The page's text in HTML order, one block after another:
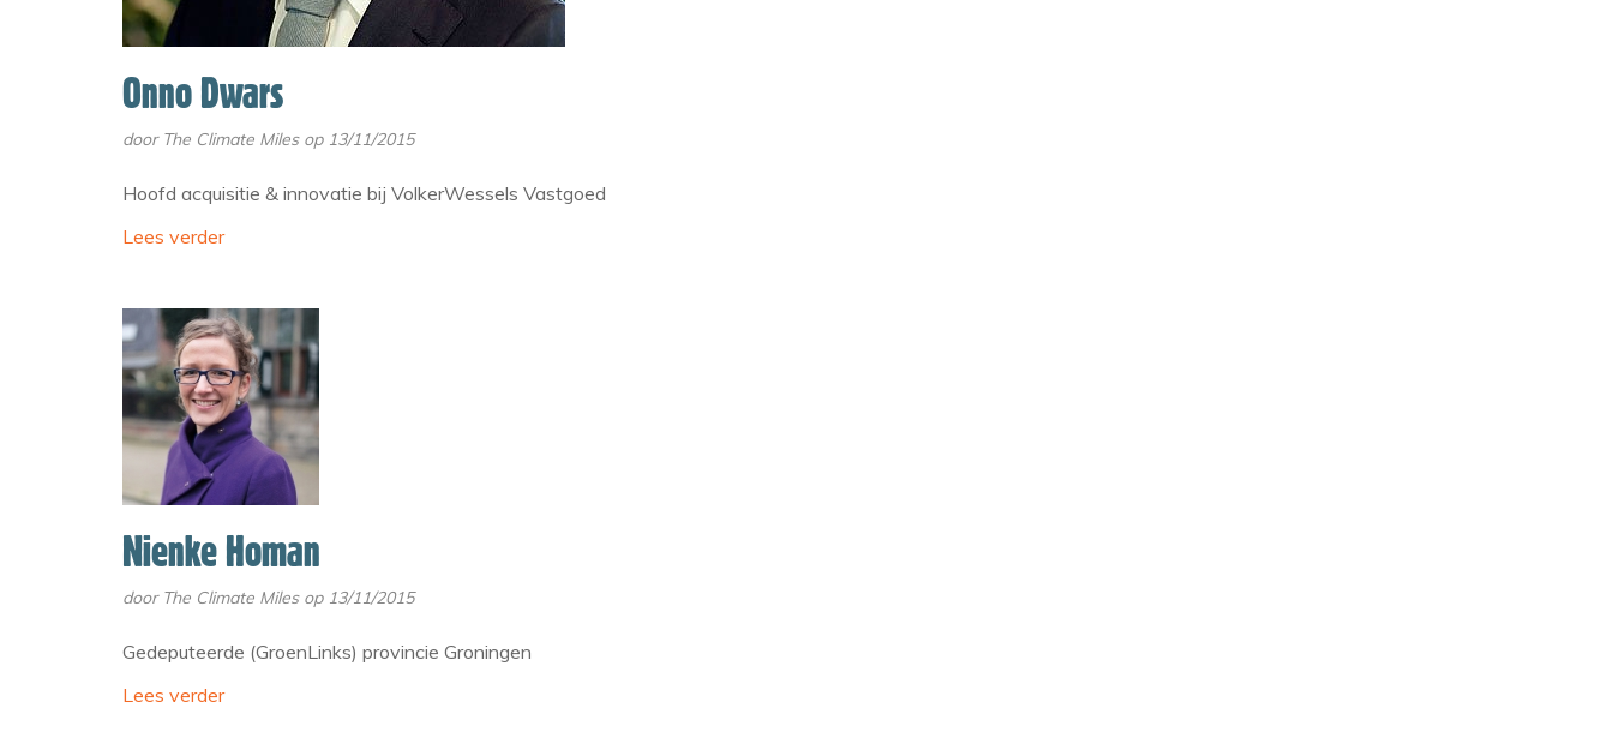
Onno Dwars
door The Climate Miles op 13/11/2015
Hoofd acquisitie & innovatie bij VolkerWessels Vastgoed
Lees verder
Nienke Homan
door The Climate Miles op 13/11/2015
Gedeputeerde (GroenLinks) provincie Groningen
Lees verder